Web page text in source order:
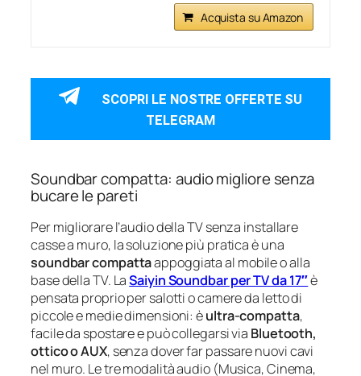
Acquista su Amazon
SCOPRI LE NOSTRE OFFERTE SU
TELEGRAM
Soundbar compatta: audio migliore senza
bucare le pareti
Per migliorare l’audio della TV senza installare
casse a muro, la soluzione più pratica è una
soundbar compattaappoggiata al mobile o alla
base della TV. LaSaiyin Soundbar per TV da 17″è
pensata proprio per salotti o camere da letto di
piccole e medie dimensioni: èultra-compatta,
facile da spostare e può collegarsi via Bluetooth,
ottico o AUX, senza dover far passare nuovi cavi
nel muro. Le tre modalità audio (Musica, Cinema,